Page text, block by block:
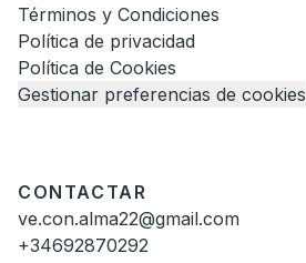
Términos y Condiciones
Política de privacidad
Política de Cookies
Gestionar preferencias de cookies
CONTACTAR
ve.con.alma22@gmail.com
+34692870292